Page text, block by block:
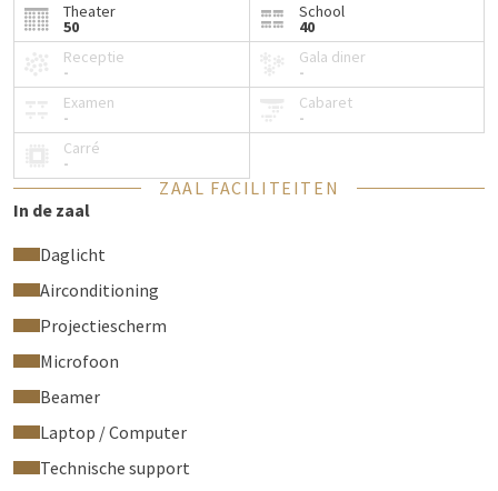
Theater
50
School
40
Receptie
-
Gala diner
-
Examen
-
Cabaret
-
Carré
-
ZAAL FACILITEITEN
In de zaal
Daglicht
Airconditioning
Projectiescherm
Microfoon
Beamer
Laptop / Computer
Technische support